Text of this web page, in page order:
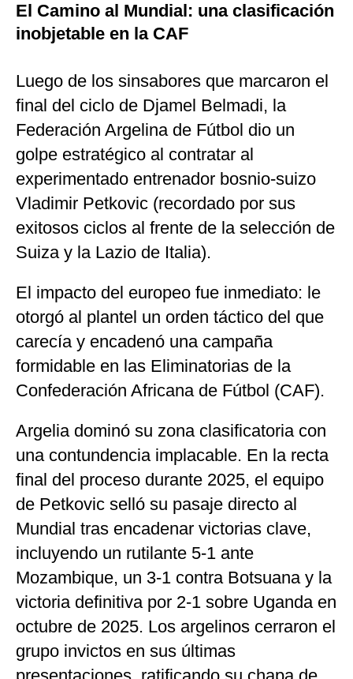
El Camino al Mundial: una clasificación
inobjetable en la CAF
Luego de los sinsabores que marcaron el
final del ciclo de Djamel Belmadi, la
Federación Argelina de Fútbol dio un
golpe estratégico al contratar al
experimentado entrenador bosnio-suizo
Vladimir Petkovic (recordado por sus
exitosos ciclos al frente de la selección de
Suiza y la Lazio de Italia).
El impacto del europeo fue inmediato: le
otorgó al plantel un orden táctico del que
carecía y encadenó una campaña
formidable en las Eliminatorias de la
Confederación Africana de Fútbol (CAF).
Argelia dominó su zona clasificatoria con
una contundencia implacable. En la recta
final del proceso durante 2025, el equipo
de Petkovic selló su pasaje directo al
Mundial tras encadenar victorias clave,
incluyendo un rutilante 5-1 ante
Mozambique, un 3-1 contra Botsuana y la
victoria definitiva por 2-1 sobre Uganda en
octubre de 2025. Los argelinos cerraron el
grupo invictos en sus últimas